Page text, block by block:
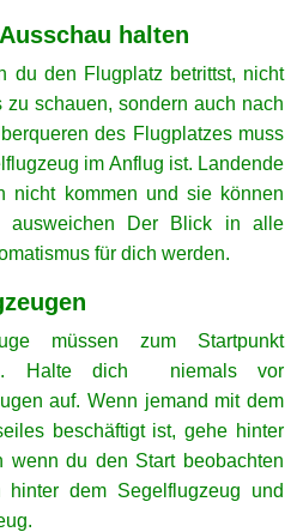
halten
du den Flugplatz betrittst, nicht
schauen, sondern auch nach
des Flugplatzes muss
im Anflug ist. Landende
nicht kommen und sie können
ausweichen Der Blick in alle
für dich werden.
müssen zum Startpunkt
Halte dich niemals vor
auf. Wenn jemand mit dem
beschäftigt ist, gehe hinter
wenn du den Start beobachten
dem Segelflugzeug und